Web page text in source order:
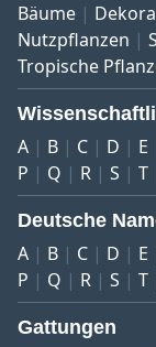
Bäume
Nutzpflanzen
Tropische
A B C D E
P
Q R S T
Deutsche
A B C D E
P
Q R S T
Gattungen